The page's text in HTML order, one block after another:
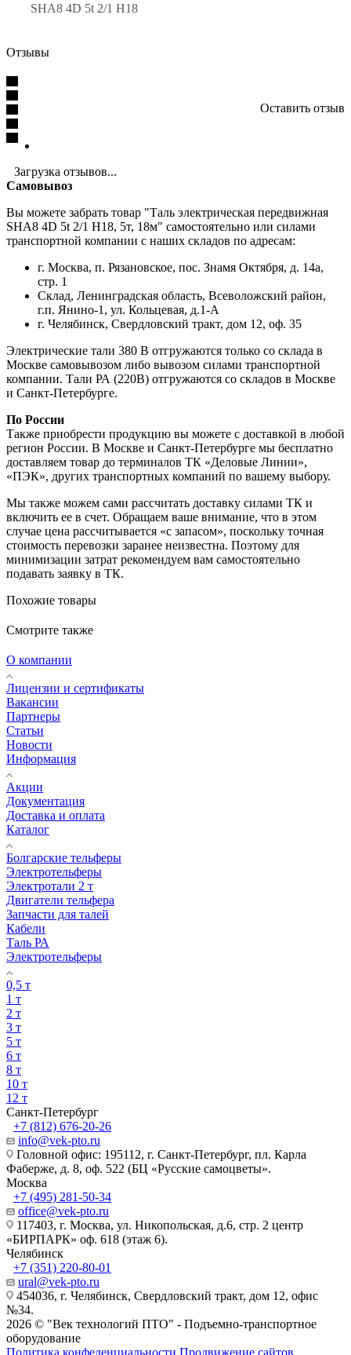
SHA8 4D 5t 2/1 H18
Отзывы
Оставить отзыв
Загрузка отзывов...
Самовывоз
Вы можете забрать товар "Таль электрическая передвижная
SHA8 4D 5t 2/1 H18, 5т, 18м" самостоятельно или силами
транспортной компании с наших складов по адресам:
г. Москва, п. Рязановское, пос. Знамя Октября, д. 14а,
стр. 1
Склад, Ленинградская область, Всеволожский район,
г.п. Янино-1, ул. Кольцевая, д.1-А
г. Челябинск, Свердловский тракт, дом 12, оф. 35
Электрические тали 380 В отгружаются только со склада в
Москве самовывозом либо вывозом силами транспортной
компании. Тали РА (220В) отгружаются со складов в Москве
и Санкт-Петербурге.
По России
Также приобрести продукцию вы можете с доставкой в любой
регион России. В Москве и Санкт-Петербурге мы бесплатно
доставляем товар до терминалов ТК «Деловые Линии»,
«ПЭК», других транспортных компаний по вашему выбору.
Мы также можем сами рассчитать доставку силами ТК и
включить ее в счет. Обращаем ваше внимание, что в этом
случае цена рассчитывается «с запасом», поскольку точная
стоимость перевозки заранее неизвестна. Поэтому для
минимизации затрат рекомендуем вам самостоятельно
подавать заявку в ТК.
Похожие товары
Смотрите также
О компании
Лицензии и сертификаты
Вакансии
Партнеры
Статьи
Новости
Информация
Акции
Документация
Доставка и оплата
Каталог
Болгарские тельферы
Электротельферы
Электротали 2 т
Двигатели тельфера
Запчасти для талей
Кабели
Таль РА
Электротельферы
0,5 т
1 т
2 т
3 т
5 т
6 т
8 т
10 т
12 т
Санкт-Петербург
+7 (812) 676-20-26
info@vek-pto.ru
Головной офис: 195112, г. Санкт-Петербург, пл. Карла
Фаберже, д. 8, оф. 522 (БЦ «Русские самоцветы».
Москва
+7 (495) 281-50-34
office@vek-pto.ru
117403, г. Москва, ул. Никопольская, д.6, стр. 2 центр
«БИРПАРК» оф. 618 (этаж 6).
Челябинск
+7 (351) 220-80-01
ural@vek-pto.ru
454036, г. Челябинск, Свердловский тракт, дом 12, офис
№34.
2026 © "Век технологий ПТО" - Подъемно-транспортное
оборудование
Политика конфеденциальности Продвижение сайтов